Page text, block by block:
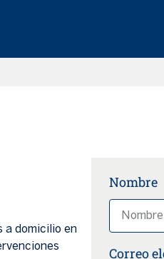
a domicilio en
Nombre
Correo